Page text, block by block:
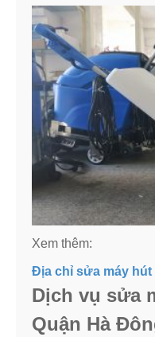
Xem thêm:
Địa chỉ sửa máy
Dịch vụ sửa
Quận Hà